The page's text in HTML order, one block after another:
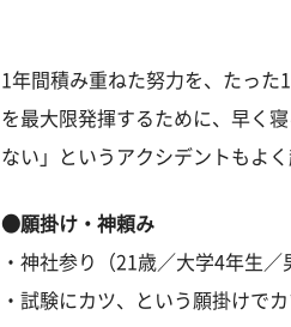
1年間積み重ねた努力を、たった
を最大限発揮するために、早く
ない」というアクシデントもよ
●願掛け・神頼み
・神社参り（21歳／大学4年生／
・試験にカツ、という願掛けで